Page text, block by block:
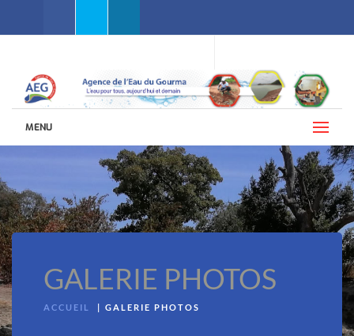
MENU
GALERIE PHOTOS
ACCUEIL GALERIE PHOTOS